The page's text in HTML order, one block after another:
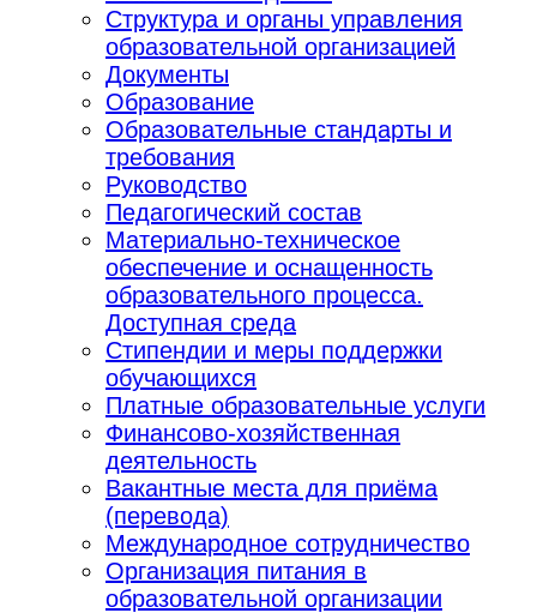
Структура и органы управления
образовательной организацией
Документы
Образование
Образовательные стандарты и
требования
Руководство
Педагогический состав
Материально-техническое
обеспечение и оснащенность
образовательного процесса.
Доступная среда
Стипендии и меры поддержки
обучающихся
Платные образовательные услуги
Финансово-хозяйственная
деятельность
Вакантные места для приёма
(перевода)
Международное сотрудничество
Организация питания в
образовательной организации